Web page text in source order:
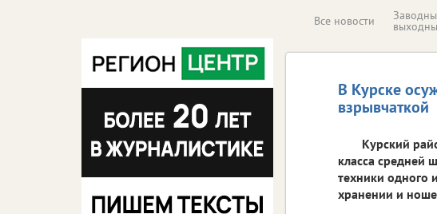
Все новости
В Курске
взрывчаткой
Курский
класса средней
техники одного
хранении и